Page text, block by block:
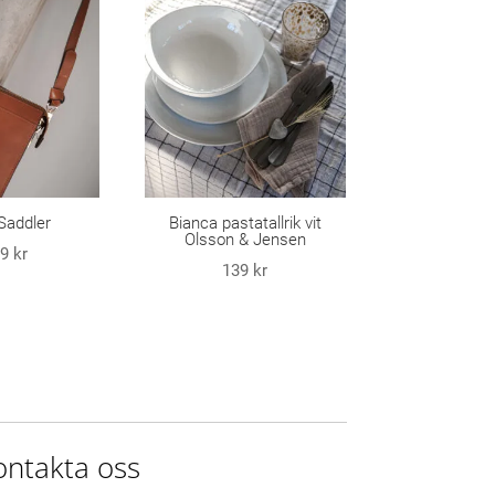
kr
Bianca pastatallrik vit
Olsson & Jensen
139 kr
oss